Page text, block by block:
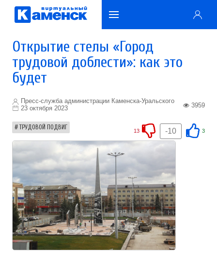
Открытие стелы «Город
трудовой доблести»: как это
будет
Пресс-служба администрации Каменска-Уральского
23 октября 2023
3959
ТРУДОВОЙ ПОДВИГ 3
-10
13